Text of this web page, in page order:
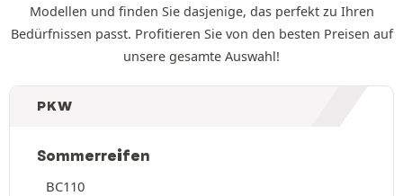
Modellen und finden Sie dasjenige, das perfekt zu Ihren
Bedürfnissen passt. Profitieren Sie von den besten Preisen auf
unsere gesamte Auswahl!
PKW
Sommerreifen
BC110